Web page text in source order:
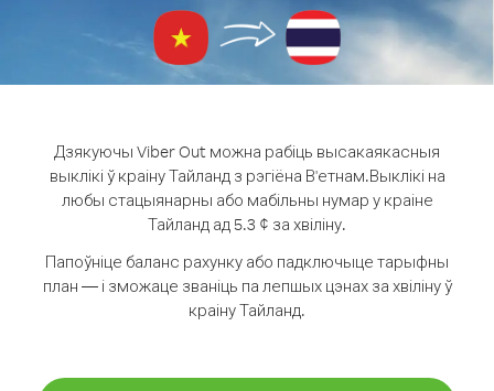
Дзякуючы Viber Out можна рабіць высакаякасныя
выклікі ў краіну Тайланд з рэгіёна В'етнам.Выклікі на
любы стацыянарны або мабільны нумар у краіне
Тайланд ад 5.3 ¢ за хвіліну.
Папоўніце баланс рахунку або падключыце тарыфны
план — і зможаце званіць па лепшых цэнах за хвіліну ў
краіну Тайланд.